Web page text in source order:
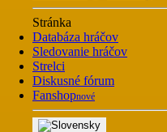
Stránka
Databáza hráčov
Sledovanie hráčov
Strelci
Diskusné fórum
Fanshopnové